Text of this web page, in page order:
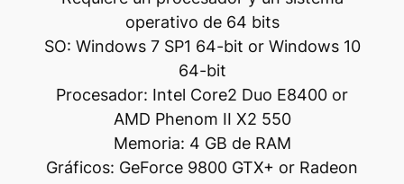
operativo de 64 bits
SO: Windows 7 SP1 64-bit or Windows 10
64-bit
Procesador: Intel Core2 Duo E8400 or
AMD Phenom II X2 550
Memoria: 4 GB de RAM
Gráficos: GeForce 9800 GTX+ or Radeon